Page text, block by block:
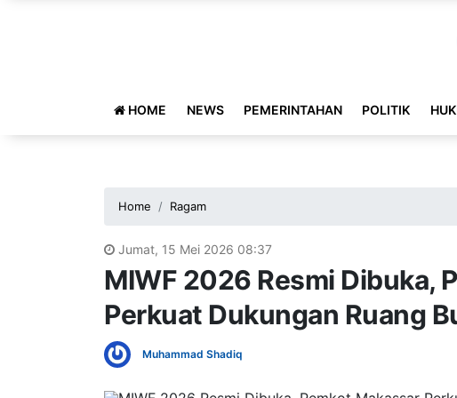
HOME NEWS PEMERINTAHAN POLITIK
Home Ragam
Jumat, 15 Mei 2026 08:37
MIWF 2026 Resmi Dibuka,
Perkuat Dukungan Ruang
Muhammad Shadiq